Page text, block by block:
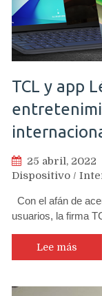
TCL y app
25 abril, 2022
Dispositivo /
Con el afán de
usuarios, la firma
Lee más